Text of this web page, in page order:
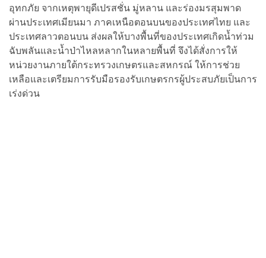
อุทกภัย จากเหตุพายุดีเปรสชั่น มู่หลาน และร่องมรสุมพาด
ผ่านประเทศเมียนมา ภาคเหนือตอนบนของประเทศไทย และ
ประเทศลาวตอนบน ส่งผลให้บางพื้นที่ของประเทศเกิดน้ำท่วม
ฉับพลันและน้ำป่าไหลหลากในหลายพื้นที่ จึงได้สั่งการให้
หน่วยงานภายใต้กระทรวงเกษตรและสหกรณ์ ให้การช่วย
เหลือและเตรียมการรับมือรองรับเกษตรกรผู้ประสบภัยเป็นการ
เร่งด่วน